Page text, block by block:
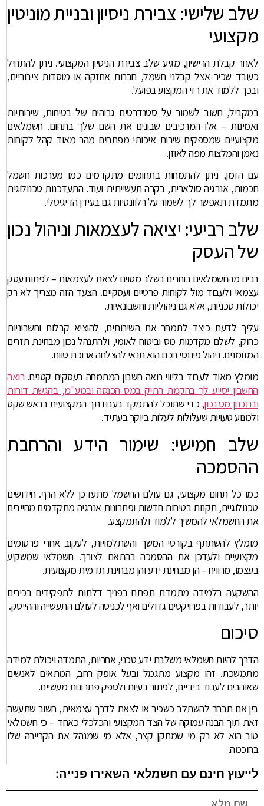
שלב שלישי: צבירת ניסיון ובניית מוניטין
מקצועי
לאחר קבלת הרישיון, מגיע שלב צבירת הניסיון המקצועי. ניתן להתחיל
כעובד שכיר אצל קבלני חשמל, חברות אחזקה או מוסדות ציבוריים,
ובכך ללמוד את רזי המקצוע בפועל.
במקביל, חשוב לשמור על סטנדרטים גבוהים של בטיחות, שירותיות
ואמינות – אלו המרכיבים שבונים את השם שלך בתחום. חשמלאים
מקצועיים שמספקים שירות איכותי מפתחים מהר מאוד קהל לקוחות
נאמן והמלצות מפה לאוזן.
עם הזמן, ניתן להתמחות בתחומים מתקדמים כמו מערכות חשמל
חכמות, אנרגיה סולארית, בקרה תעשייתית ועוד. התעדכנות טכנולוגית
מתמדת תאפשר לך לשמור על רלוונטיות גם בעידן הדיגיטלי.
שלב רביעי: יציאה לעצמאות וניהול נכון
של העסק
רבים מהחשמלאים בוחרים בשלב מסוים לצאת לעצמאות – לפתוח עסק
עצמאי ולעבוד מול לקוחות פרטיים ועסקיים. הצעד הזה מצריך לא רק
יכולות טכניות, אלא גם ניהוליות וחשבונאיות.
עליך לדעת כיצד לתמחר את השירותים, להוציא קבלות וחשבוניות
כחוק, לשלם מקדמות מס וביטוח לאומי, ולהתנהל נכון מבחינת תזרים
המזומנים. ניהול פיננסי חכם הוא תנאי להצלחה ארוכת טווח.
מומלץ מאוד לעבוד בליווי רואה חשבון המתמחה בעסקים קטנים. רואה
החשבון יסייע לך בהקמת התיק במס הכנסה ובמע"מ, בהגשת דוחות
ובתכנון מס נכון, כדי שתוכל להתמקד בעבודתך המקצועית בראש שקט
ולמנוע טעויות שעלולות לעלות ביוקר בעתיד.
שלב חמישי: שימור הידע והרחבת
ההסמכה
כמו כל תחום מקצועי, גם עולם החשמל מתעדכן ללא הרף. חידושים
טכנולוגיים, תקנות בטיחות חדשות ופתרונות אנרגיה מתקדמים מחייבים
את החשמלאי להמשיך ללמוד ולהתמקצע.
מומלץ להשתתף בקורסי המשך והשתלמויות, לעקוב אחרי פרסומים
מקצועיים ולעדכן את ההסמכה בהתאם לצורך. חשמלאי שמשקיע
בעצמו, מרוויח – הן מבחינת ידע והן מבחינת תדמית מקצועית.
ההשקעה בלמידה מתמדת תפתח בפניך דלתות לתפקידים בכירים
יותר, לעבודות בפרויקטים גדולים ואף לכניסה לעולם התעשייה וההייטק.
סיכום
הדרך להיות חשמלאי משלבת ידע טכני, אחריות, התמדה ויכולת למידה
מתמשכת. זהו מקצוע מתגמל ובעל אופק רחב, המתאים לאנשים
שאוהבים לעבוד בידיים, לפתור בעיות ולספק פתרונות מעשיים.
בין אם תבחר להשתלב כשכיר או לצאת לדרך עצמאית, חשוב שתעשה
זאת תוך הבנה עמוקה של הצד המקצועי והכלכלי כאחד – כי חשמלאי
טוב הוא לא רק מי שמתקן קצר, אלא מי שמנהל את הקריירה שלו
בחוכמה.
לייעוץ חינם עם חשמלאי השאירו פנייה: